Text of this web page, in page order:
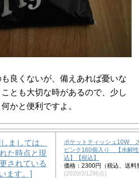
良くないが、備えあれば憂いな
とも大切な時があるので、少し
かと便利ですよ。
ポケットティッシュ10W
ピンク160個入り 【水解
込】【税込】
価格：2300円（税込、送料
(2020/3/12時点)